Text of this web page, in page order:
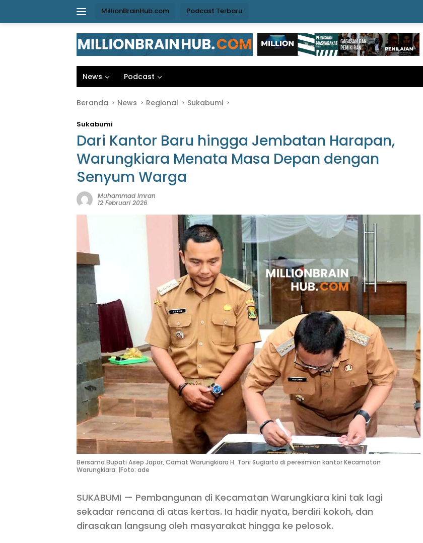
MillionBrainHub.com Podcast Terbaru
News Podcast
Beranda News Regional Sukabumi
Sukabumi
Dari Kantor Baru hingga Jembatan Harapan,
Warungkiara Menata Masa Depan dengan
Senyum Warga
Muhammad Imran
12 Februari 2026
Bersama Bupati Asep Japar, Camat Warungkiara H. Toni Sugiarto di peresmian kantor Kecamatan
Warungkiara. |Foto: ade
SUKABUMI — Pembangunan di Kecamatan Warungkiara kini tak lagi
sekadar rencana di atas kertas. Ia hadir nyata, berdiri kokoh, dan
dirasakan langsung oleh masyarakat hingga ke pelosok.